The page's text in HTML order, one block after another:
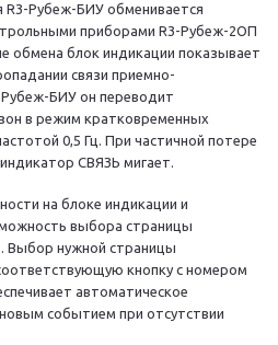
R3-Рубеж-БИУ обменивается
приборами R3-Рубеж-2ОП
обмена блок индикации показывает
связи приемно-
БИУ он переводит
в режим кратковременных
0,5 Гц. При частичной потере
СВЯЗЬ мигает.
на блоке индикации и
выбора страницы
Выбор нужной страницы
кнопку с номером
автоматическое
событием при отсутствии